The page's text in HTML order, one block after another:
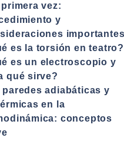
vez:
y
importantes
es la torsión en teatro?
es un electroscopio y
qué sirve?
paredes adiabáticas y
en la
conceptos